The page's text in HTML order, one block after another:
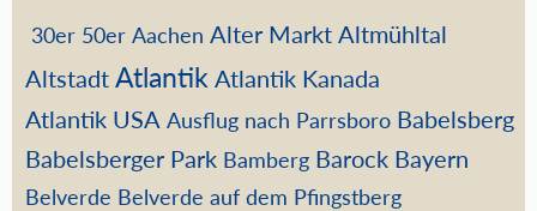
30er 50er Aachen Alter Markt Altmühltal
Altstadt Atlantik Atlantik Kanada
Atlantik USA Ausflug nach Parrsboro Babelsberg
Babelsberger Park Bamberg Barock Bayern
Belverde Belverde auf dem Pfingstberg